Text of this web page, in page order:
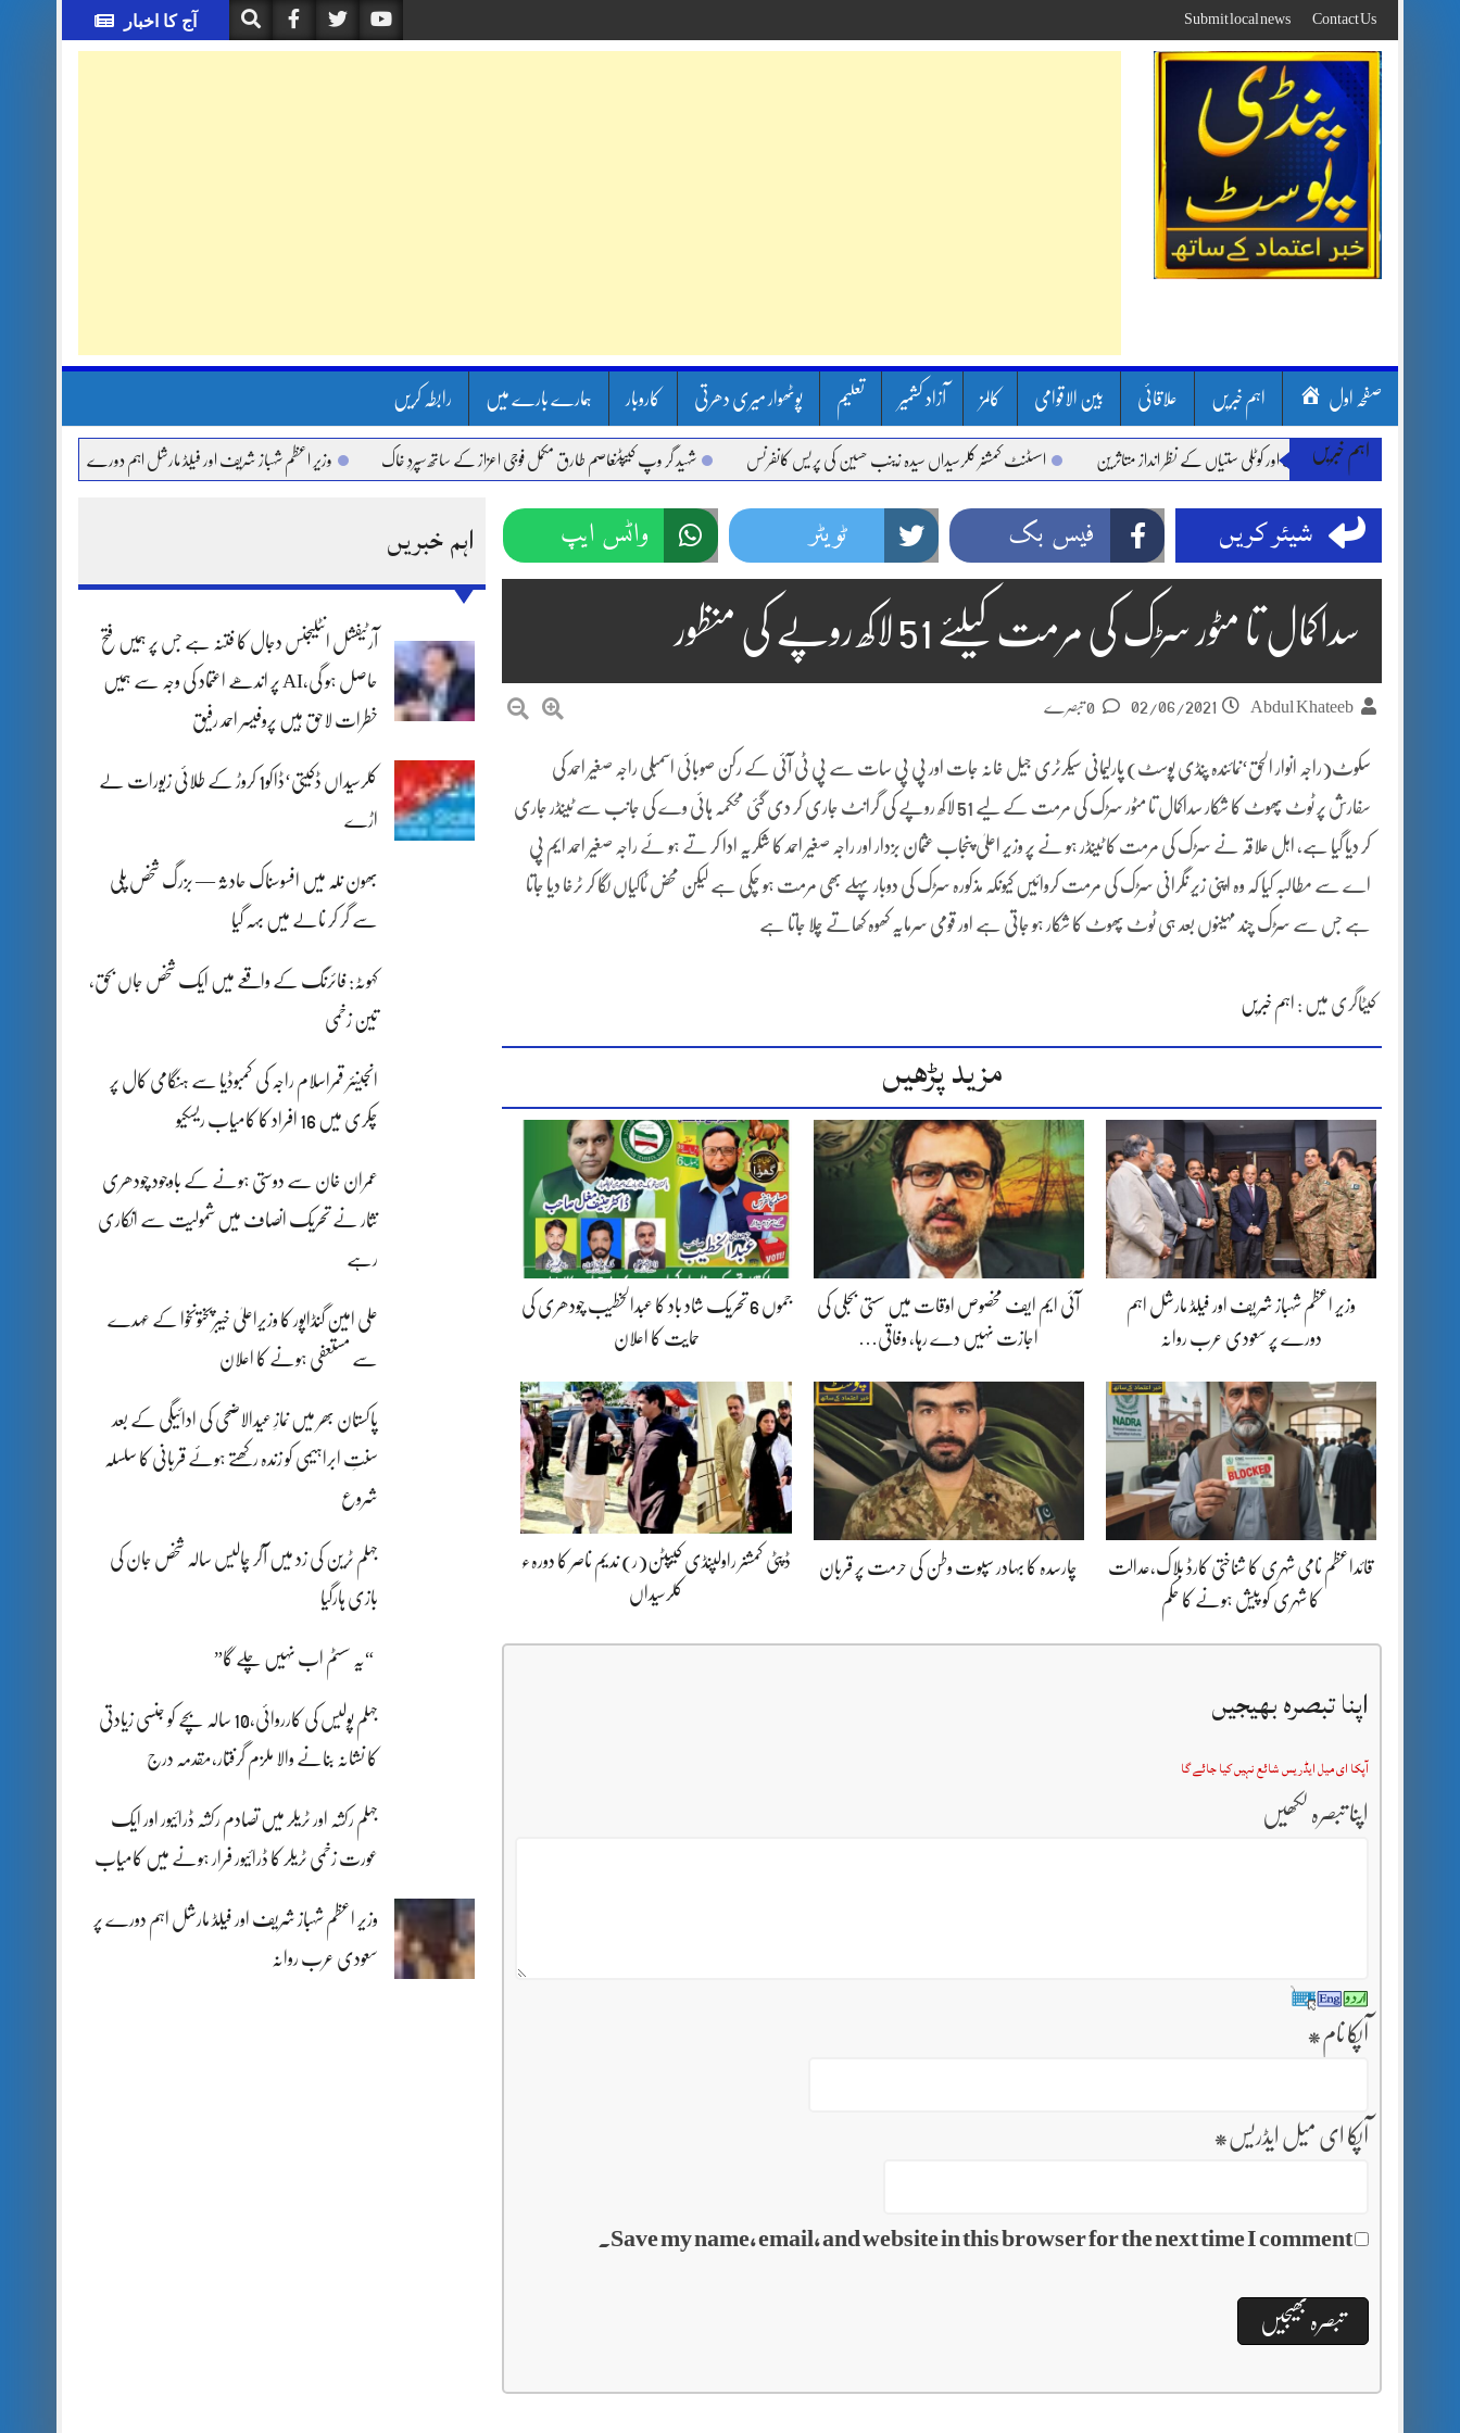
to
content
آج کا اخبار Contact Us
Submit local news
صفحہ اول اہم خبریں علاقائی بین الاقوامی کالمز آزاد کشمیر تعلیم پوٹھوار میری دھرتی کاروبار ہمارے بارے میں رابطہ کریں
اہم خبریں
بارشیں، لینڈ سلائیڈنگ اور کوٹلی ستیاں کے نظر انداز متاثرین اسسٹنٹ کمشنر کلرسیداں سیدہ زینب حسین کی پریس کانفرنس شہید گر وپ کیپٹنعاصم طارق مکمل فوجی اعزاز کے ساتھ سپردِ خاک وزیر اعظم شہباز شریف اور فیلڈ مارشل اہم دورے پر سعودی عرب روانہ
اہم خبریں
آرٹیفشل انٹلیجنس دجال کا فتنہ ہے جس پر ہمیں فتح
حاصل ہو گی،AI پر اندھے اعتماد کی وجہ سے ہمیں
خطرات لاحق ہیں پروفیسر احمد رفیق
کلرسیداں ڈکیتی‘ڈاکو1 کروڑ کے طلائی زیورات لے
اڑے
بھون نلہ میں افسوسناک حادثہ — بزرگ شخص پلی
سے گر کر نالے میں بہہ گیا
کہوٹہ: فائرنگ کے واقعے میں ایک شخص جاں بحق،
تین زخمی
انجینئر قمراسلام راجہ کی کمبوڈیا سے ہنگامی کال پر
چکری میں 16 افراد کا کامیاب ریسکیو
عمران خان سے دوستی ہونے کے باوجود چودھری
نثار نے تحریک انصاف میں شمولیت سے انکاری
رہے
علی امین گنڈاپور کا وزیراعلیٰ خیبرپختونخوا کے عہدے
سے مستعفی ہونے کا اعلان
پاکستان بھر میں نمازِ عیدالاضحی کی ادائیگی کے بعد
سنتِ ابراہیمی کو زندہ رکھتے ہوئے قربانی کا سلسلہ
شروع
جہلم ٹرین کی زد میں آکر چالیس سالہ شخص جان کی
بازی ہارگیا
“یہ سسٹم اب نہیں چلے گا”
جہلم پولیس کی کارروائی،10 سالہ بچے کو جنسی زیادتی
کا نشانہ بنانے والا ملزم گرفتار،مقدمہ درج
جہلم رکشہ اور ٹریلر میں تصادم رکشہ ڈرائیور اور ایک
عورت زخمی ٹریلر کا ڈرائیور فرار ہونے میں کامیاب
وزیر اعظم شہباز شریف اور فیلڈ مارشل اہم دورے پر
سعودی عرب روانہ
شیئر کریں فیس بک ٹویٹر واٹس ایپ
سداکمال تا مٹور سڑک کی مرمت کیلئے 51 لاکھ روپے کی منظور
Abdul Khateeb
02/06/2021
سکوٹ(راجہ انوار الحق‘نمائندہ پنڈی پوسٹ) پارلیمانی سیکرٹری جیل خانہ جات اور پی پی سات سے پی ٹی آئی کے رکن صوبائی اسمبلی راجہ صغیر احمد کی
سفارش پر ٹوٹ پھوٹ کا شکار سداکمال تا مٹور سڑک کی مرمت کے لیے 51 لاکھ روپے کی گرانٹ جاری کر دی گئی محکمہ ہائی وے کی جانب سے ٹینڈر جاری
کر دیا گیا ہے، اہل علاقہ نے سڑک کی مرمت کا ٹینڈر ہو نے پر وزیر اعلیٰ پنجاب عثمان بزدار اور راجہ صغیر احمد کا شکریہ ادا کر تے ہو ئے راجہ صغیر احمد ایم پی
اے سے مطالبہ کیا کہ وہ اپنی زیر نگرانی سڑک کی مرمت کروائیں کیونکہ مذکورہ سڑک کی دوبار پہلے بھی مرمت ہو چکی ہے لیکن محض ٹاکیاں لگا کر ٹرخا دیا جاتا
ہے جس سے سڑک چند مہینوں بعد ہی ٹوٹ پھوٹ کا شکار ہو جاتی ہے اور قومی سرمایہ کھوہ کھاتے چلا جاتا ہے
کیٹاگری میں : اہم خبریں
مزید پڑھیں
وزیر اعظم شہباز شریف اور فیلڈ مارشل اہم
دورے پر سعودی عرب روانہ
آئی ایم ایف مخصوص اوقات میں سستی بجلی کی
اجازت نہیں دے رہا، وفاقی…
جموں 6 تحریک شاد باد کا عبدالخطیب چودھری کی
حمایت کا اعلان
قائداعظم نامی شہری کا شناختی کارڈ بلاک،عدالت
کا شہری کو پیش ہونے کا حکم
چارسدہ کا بہادر سپوت وطن کی حرمت پر قربان
ڈپٹی کمشنر راولپنڈی کیپٹن(ر) ندیم ناصر کا دورہء
کلرسیداں
اپنا تبصرہ بھیجیں
آپکا ای میل ایڈریس شائع نہیں کیا جائے گا
اپنا تبصرہ لکھیں
آپکا نام *
آپکا ای میل ایڈریس *
Save my name, email, and website in this browser for the next time I comment.